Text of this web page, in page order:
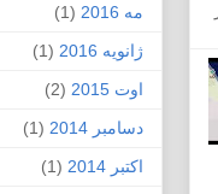
مه 2016
(1)
ژانویه 2016
(1)
اوت 2015
(2)
دسامبر 2014
(1)
اکتبر 2014
(1)